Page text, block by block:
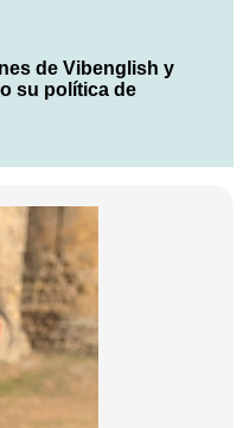
de Vibenglish y
su política de